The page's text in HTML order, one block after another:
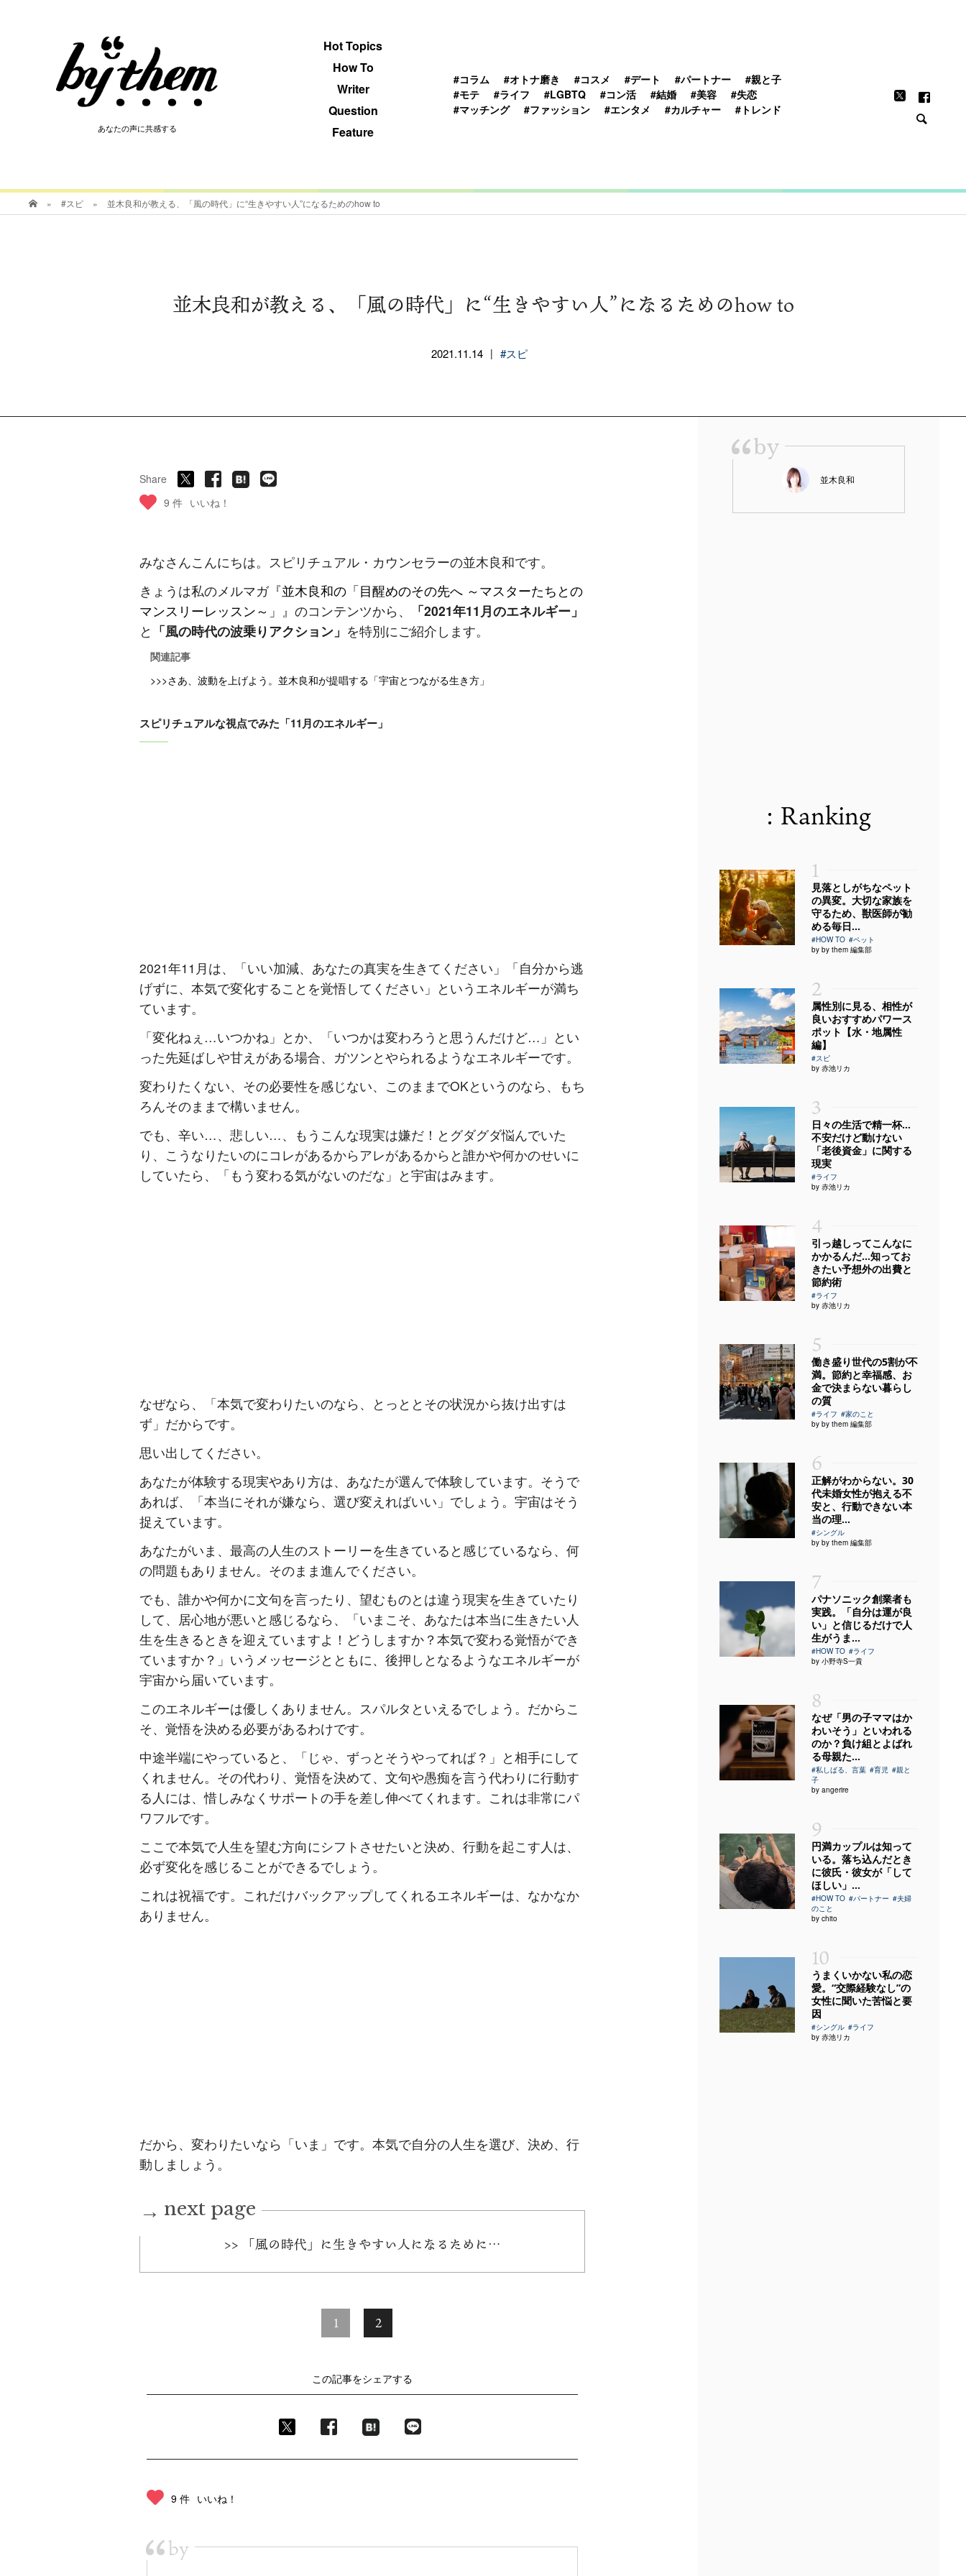
あなたの声に共感する
Hot Topics
How To
Writer
Question
Feature
#コラム #オトナ磨き #コスメ #デート #パートナー
#親と子
#モテ
#ライフ #LGBTQ #コン活 #結婚 #美容
#失恋
#マッチング
#ファッション #エンタメ #カルチャー #トレンド
あなたの声に共感する
» #スピ » 並木良和が教える、「風の時代」に“生きやすい人”になるためのhow to
並木良和が教える、「風の時代」に“生きやすい人”になるためのhow to
2021.11.14 | #スピ
Share
9 件 いいね！
みなさんこんにちは。スピリチュアル・カウンセラーの並木良和です。
きょうは私のメルマガ『並木良和の「目醒めのその先へ ～マスターたちとの
マンスリーレッスン～」 』のコンテンツから、
「2021年11月のエネルギー」
と 「風の時代の波乗りアクション」 を特別にご紹介します。
関連記事
>>>さあ、波動を上げよう。並木良和が提唱する「宇宙とつながる生き方」
スピリチュアルな視点でみた「11月のエネルギー」
2021年11月は、「いい加減、あなたの真実を生きてください」「自分から逃
げずに、本気で変化することを覚悟してください」というエネルギーが満ち
ています。
「変化ねぇ…いつかね」とか、「いつかは変わろうと思うんだけど…」とい
った先延ばしや甘えがある場合、ガツンとやられるようなエネルギーです。
変わりたくない、その必要性を感じない、このままでOKというのなら、もち
ろんそのままで構いません。
でも、辛い…、悲しい…、もうこんな現実は嫌だ！とグダグダ悩んでいた
り、こうなりたいのにコレがあるからアレがあるからと誰かや何かのせいに
していたら、「もう変わる気がないのだな」と宇宙はみます。
なぜなら、「本気で変わりたいのなら、とっととその状況から抜け出すは
ず」だからです。
思い出してください。
あなたが体験する現実やあり方は、あなたが選んで体験しています。そうで
あれば、「本当にそれが嫌なら、選び変えればいい」でしょう。宇宙はそう
捉えています。
あなたがいま、最高の人生のストーリーを生きていると感じているなら、何
の問題もありません。そのまま進んでください。
でも、誰かや何かに文句を言ったり、望むものとは違う現実を生きていたり
して、居心地が悪いと感じるなら、「いまこそ、あなたは本当に生きたい人
生を生きるときを迎えていますよ！どうしますか？本気で変わる覚悟ができ
ていますか？」いうメッセージとともに、後押しとなるようなエネルギーが
宇宙から届いています。
このエネルギーは優しくありません。スパルタといえるでしょう。だからこ
そ、覚悟を決める必要があるわけです。
中途半端にやっていると、「じゃ、ずっとそうやってれば？」と相手にして
くれません。その代わり、覚悟を決めて、文句や愚痴を言う代わりに行動す
る人には、惜しみなくサポートの手を差し伸べてくれます。これは非常にパ
ワフルです。
ここで本気で人生を望む方向にシフトさせたいと決め、行動を起こす人は、
必ず変化を感じることができるでしょう。
これは祝福です。これだけバックアップしてくれるエネルギーは、なかなか
ありません。
だから、変わりたいなら「いま」です。本気で自分の人生を選び、決め、行
動しましょう。
→ next page
>> 「風の時代」に生きやすい人になるために…
1 2
この記事をシェアする
9 件 いいね！
by
“by
並木良和
: Ranking
1
見落としがちなペット
の異変。大切な家族を
守るため、獣医師が勧
める毎日...
#HOW TO #ペット
by by them 編集部
2
属性別に見る、相性が
良いおすすめパワース
ポット【水・地属性
編】
#スピ
by 赤池リカ
3
日々の生活で精一杯…
不安だけど動けない
「老後資金」に関する
現実
#ライフ
by 赤池リカ
4
引っ越しってこんなに
かかるんだ…知ってお
きたい予想外の出費と
節約術
#ライフ
by 赤池リカ
5
働き盛り世代の5割が不
満。節約と幸福感、お
金で決まらない暮らし
の質
#ライフ #家のこと
by by them 編集部
6
正解がわからない。30
代未婚女性が抱える不
安と、行動できない本
当の理...
#シングル
by by them 編集部
7
パナソニック創業者も
実践。「自分は運が良
い」と信じるだけで人
生がうま...
#HOW TO #ライフ
by 小野寺S一貴
8
なぜ「男の子ママはか
わいそう」といわれる
のか？負け組とよばれ
る母親た...
#私しばる、言葉 #育児 #親と
子
by angerire
9
円満カップルは知って
いる。落ち込んだとき
に彼氏・彼女が「して
ほしい」...
#HOW TO #パートナー #夫婦
のこと
by chito
10
うまくいかない私の恋
愛。“交際経験なし”の
女性に聞いた苦悩と要
因
#シングル #ライフ
by 赤池リカ